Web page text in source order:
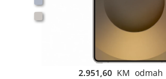
2.951,60 KM odmah